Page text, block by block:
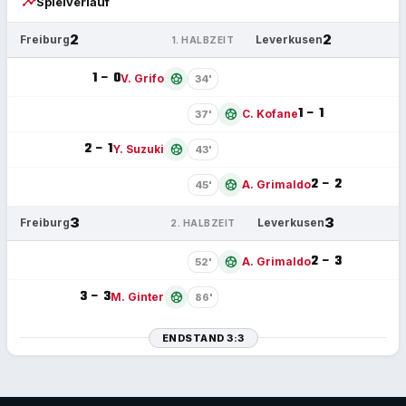
Freiburg2 1. HALBZEIT 2
Leverkusen
1 – 0V. Grifo sports_soccer 34'
37' sports_soccer C. Kofane1 – 1
2 – 1Y. Suzuki sports_soccer 43'
45' sports_soccer A. Grimaldo2 – 2
Freiburg3 2. HALBZEIT 3
Leverkusen
52' sports_soccer A. Grimaldo2 – 3
3 – 3M. Ginter sports_soccer 86'
ENDSTAND 3:3